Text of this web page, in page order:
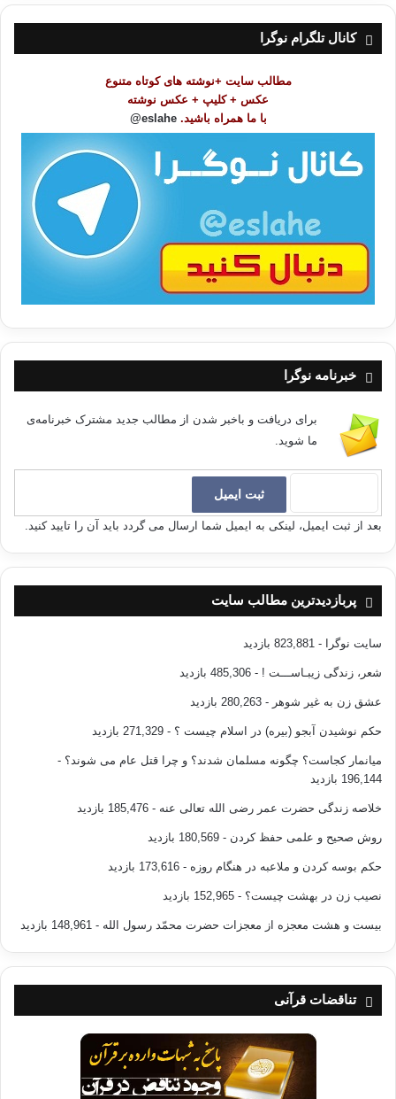
کانال تلگرام نوگرا
مطالب سایت +نوشته های کوتاه متنوع
عکس + کلیپ + عکس نوشته
با ما همراه باشید. eslahe@
خبرنامه نوگرا
برای دریافت و باخبر شدن از مطالب جدید مشترک خبرنامه‌ی
ما شوید.
بعد از ثبت ایمیل، لینکی به ایمیل شما ارسال می گردد باید آن را تایید کنید.
پربازدیدترین مطالب سایت
سایت نوگرا - 823,881 بازدید
شعر، زندگی زیبـاســـت ! - 485,306 بازدید
عشق زن به غیر شوهر - 280,263 بازدید
حکم نوشیدن آبجو (بیره) در اسلام چیست ؟ - 271,329 بازدید
میانمار کجاست؟ چگونه مسلمان شدند؟ و چرا قتل عام می شوند؟ -
196,144 بازدید
خلاصه زندگی حضرت عمر رضی الله تعالی عنه - 185,476 بازدید
روش صحیح و علمی حفظ کردن - 180,569 بازدید
حکم بوسه کردن و ملاعبه در هنگام روزه - 173,616 بازدید
نصیب زن در بهشت چیست؟ - 152,965 بازدید
بیست و هشت معجزه از معجزات حضرت محمّد رسول الله - 148,961 بازدید
تناقضات قرآنی